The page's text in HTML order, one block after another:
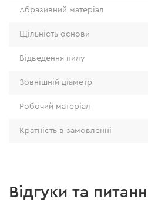
Абразивний матеріал
Щільність основи
Відведення пилу
Зовнішній діаметр
Робочий матеріал
Кратність в замовленні
Відгуки та